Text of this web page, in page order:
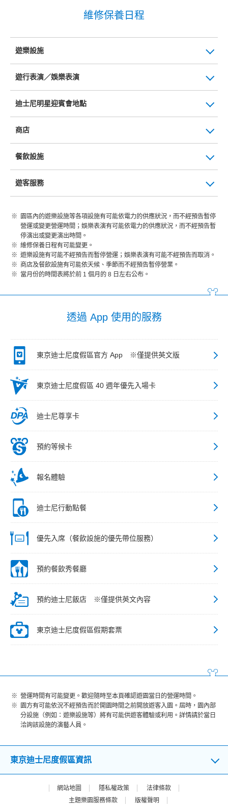
維修保養日程
遊樂設施
遊行表演／娛樂表演
迪士尼明星迎賓會地點
商店
餐飲設施
遊客服務
園區內的遊樂設施等各項設施有可能依電力的供應狀況，而不經預告暫停
營運或變更營運時間；娛樂表演有可能依電力的供應狀況，而不經預告暫
停演出或變更演出時間。
維修保養日程有可能變更。
遊樂設施有可能不經預告而暫停營運；娛樂表演有可能不經預告而取消。
商店及餐飲設施有可能依天候、季節而不經預告暫停營業。
當月份的時間表將於前 1 個月的 8 日左右公布。
透過 App 使用的服務
東京迪士尼度假區官方 App ※僅提供英文版
東京迪士尼度假區 40 週年優先入場卡
迪士尼尊享卡
預約等候卡
報名體驗
迪士尼行動點餐
優先入席（餐飲設施的優先帶位服務）
預約餐飲秀餐廳
預約迪士尼飯店 ※僅提供英文內容
東京迪士尼度假區假期套票
營運時間有可能變更。歡迎隨時至本頁確認遊園當日的營運時間。
園方有可能依況不經預告而於開園時間之前開放遊客入園。屆時，園內部
分設施（例如：遊樂設施等）將有可能供遊客體驗或利用。詳情請於當日
洽詢該設施的演藝人員。
東京迪士尼度假區資訊
網站地圖 隱私權政策
法律條款
主題樂園服務條款
版權聲明